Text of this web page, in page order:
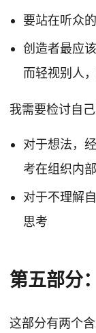
要站在听众
创造者最应
而轻视别人
我需要检讨自己
对于想法，
考在组织内
对于不理解
思考
第五部分
这部分有两个含